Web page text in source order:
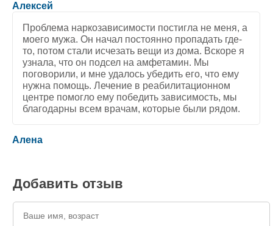
Алексей
Проблема наркозависимости постигла не меня, а
моего мужа. Он начал постоянно пропадать где-
то, потом стали исчезать вещи из дома. Вскоре я
узнала, что он подсел на амфетамин. Мы
поговорили, и мне удалось убедить его, что ему
нужна помощь. Лечение в реабилитационном
центре помогло ему победить зависимость, мы
благодарны всем врачам, которые были рядом.
Алена
Добавить отзыв